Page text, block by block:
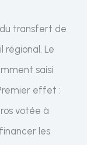
du transfert de
régional. Le
saisi
effet :
votée à
les